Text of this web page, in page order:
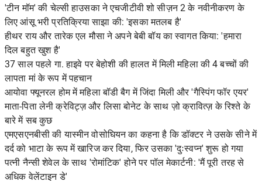
'टीन मॉम' की चेल्सी हाउसका ने एचजीटीवी शो सीज़न 2 के नवीनीकरण के
लिए आंसू भरी प्रतिक्रिया साझा की: 'इसका मतलब है'
हीथर राय और तारेक एल मौसा ने अपने बेबी बॉय का स्वागत किया: 'हमारा
दिल बहुत खुश है'
37 साल पहले गा. हाइवे पर बेहोशी की हालत में मिली महिला की 4 बच्चों की
लापता मां के रूप में पहचान
आयोवा फ्यूनरल होम में महिला बॉडी बैग में जिंदा मिली और 'गैस्पिंग फॉर एयर'
माता-पिता लेनी क्रेविट्ज़ और लिसा बोनेट के साथ ज़ो क्रावित्ज़ के रिश्ते के
बारे में सब कुछ
एमएसएनबीसी की यास्मीन वोसोघियन का कहना है कि डॉक्टर ने उसके सीने में
दर्द को भाटा के रूप में खारिज कर दिया, फिर उसका 'दुःस्वप्न' शुरू हो गया
पत्नी नैन्सी शेवेल के साथ 'रोमांटिक' होने पर पॉल मेकार्टनी: 'मैं पूरी तरह से
अधिक वेलेंटाइन डे'